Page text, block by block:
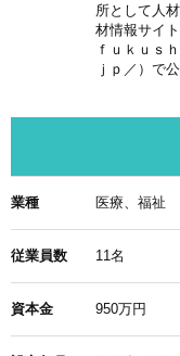
所として人
材情報サイ
ｆｕｋｕｓ
ｊｐ／）で
業種 医療、福祉
従業員数 11名
資本金 950万円